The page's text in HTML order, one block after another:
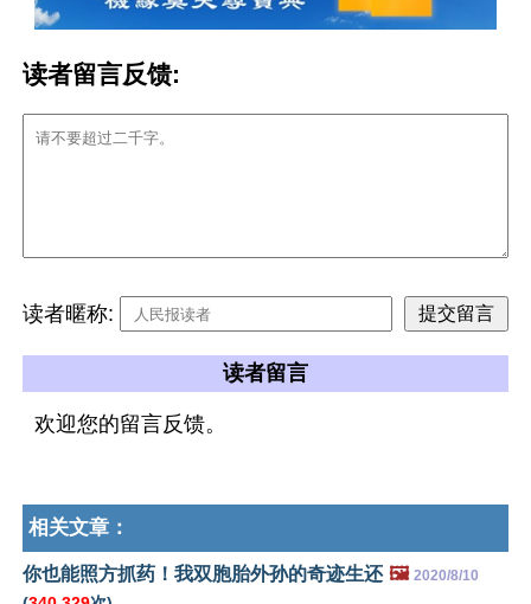
读者留言反馈:
读者暱称:
读者留言
欢迎您的留言反馈。
相关文章：
你也能照方抓药！我双胞胎外孙的奇迹生还 🖼️ 2020/8/10